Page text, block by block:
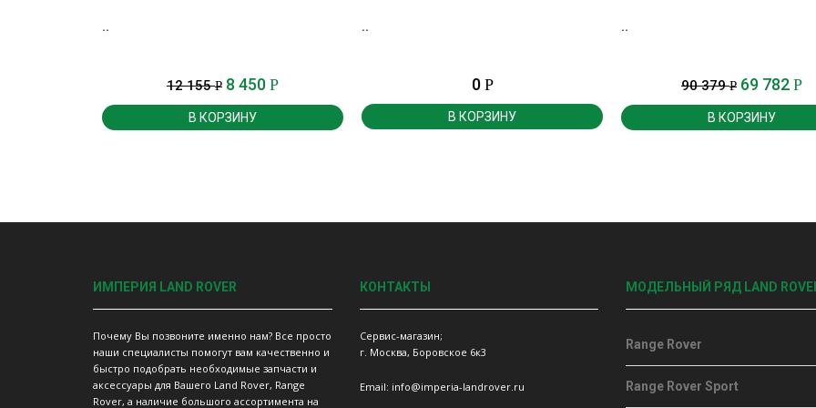
..
12 155Р 8 450 Р
В КОРЗИНУ
..
0 Р
В КОРЗИНУ
..
90 379Р 69 782 Р
В КОРЗИНУ
ИМПЕРИЯ LAND ROVER
Почему Вы позвоните именно нам? Все просто
наши специалисты помогут вам качественно и
быстро подобрать необходимые запчасти и
аксессуары для Вашего Land Rover, Range
Rover, а наличие большого ассортимента на
КОНТАКТЫ
Сервис-магазин;
г. Москва, Боровское 6к3
Email: info@imperia-landrover.ru
МОДЕЛЬНЫЙ РЯД LAND
Range Rover
Range Rover Sport